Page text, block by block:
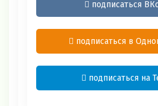
подписаться
подписаться в
подписаться на